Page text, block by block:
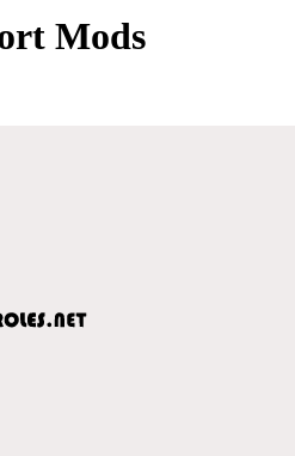
Mods